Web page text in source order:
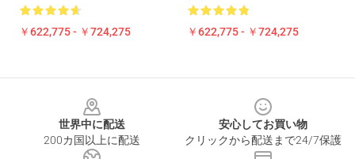
￥622,775 - ￥724,275 ￥622,775 - ￥724,275
世界中に配送
200カ国以上に配送
安心してお買い物
クリックから配送まで24/7保護